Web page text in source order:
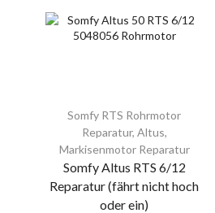
Somfy RTS Rohrmotor
Reparatur, Altus,
Markisenmotor Reparatur
Somfy Altus RTS 6/12
Reparatur (fährt nicht hoch
oder ein)